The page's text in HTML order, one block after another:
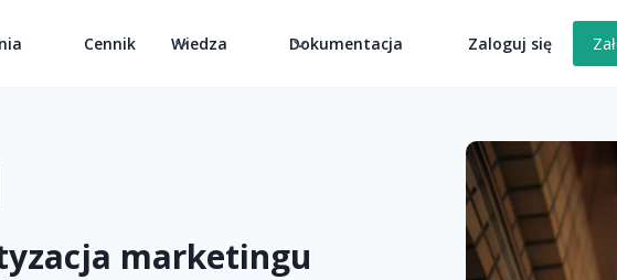
Cennik Wiedza Dokumentacja Zaloguj się
marketingu